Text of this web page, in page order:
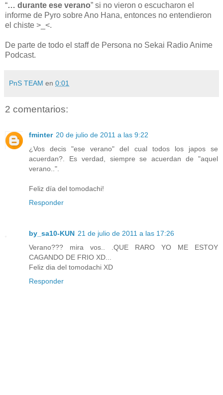
“… durante ese verano” si no vieron o escucharon el
informe de Pyro sobre Ano Hana, entonces no entendieron
el chiste >_<.
De parte de todo el staff de Persona no Sekai Radio Anime
Podcast.
PnS TEAM en 0:01
2 comentarios:
fminter 20 de julio de 2011 a las 9:22
¿Vos decis "ese verano" del cual todos los japos se
acuerdan?. Es verdad, siempre se acuerdan de "aquel
verano..".
Feliz día del tomodachi!
Responder
by_sa10-KUN 21 de julio de 2011 a las 17:26
Verano??? mira vos.. .QUE RARO YO ME ESTOY
CAGANDO DE FRIO XD...
Feliz dia del tomodachi XD
Responder